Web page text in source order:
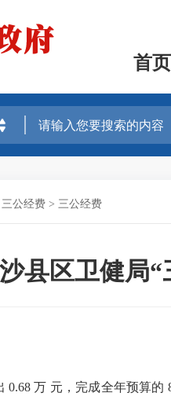
首页
公经费 > 三公经费
县区卫健局
万 元，完成全年预算的